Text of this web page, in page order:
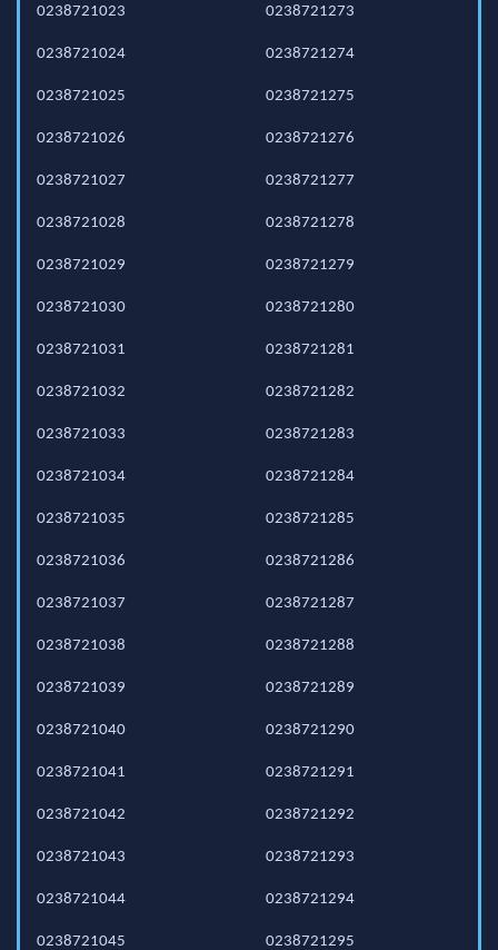
0238721023
0238721024
0238721025
0238721026
0238721027
0238721028
0238721029
0238721030
0238721031
0238721032
0238721033
0238721034
0238721035
0238721036
0238721037
0238721038
0238721039
0238721040
0238721041
0238721042
0238721043
0238721044
0238721045
0238721273
0238721274
0238721275
0238721276
0238721277
0238721278
0238721279
0238721280
0238721281
0238721282
0238721283
0238721284
0238721285
0238721286
0238721287
0238721288
0238721289
0238721290
0238721291
0238721292
0238721293
0238721294
0238721295